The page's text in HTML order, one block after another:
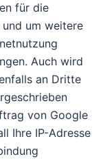
für die
um weitere
Auch wird
an Dritte
von Google
Ihre IP-Adresse